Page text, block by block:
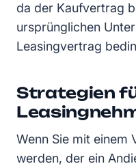
da der Kaufvertrag
ursprünglichen
Leasingvertrag
Strategien
Wenn Sie mit einem
werden, der ein